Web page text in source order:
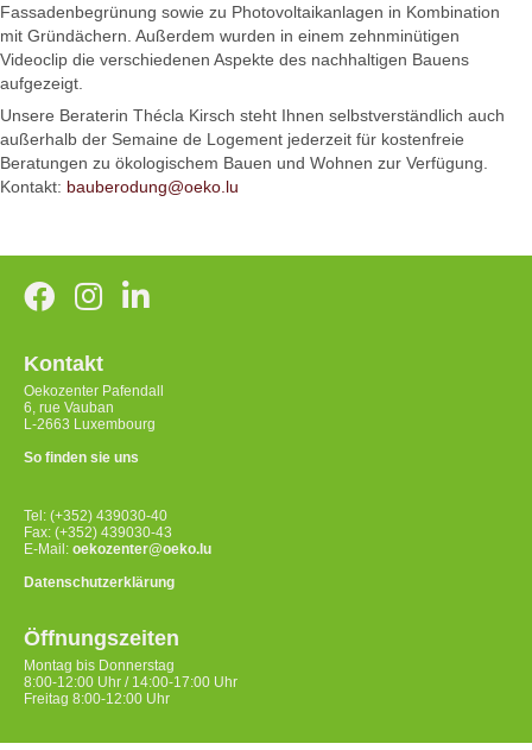
Fassadenbegrünung sowie zu Photovoltaikanlagen in Kombination
mit Gründächern. Außerdem wurden in einem zehnminütigen
Videoclip die verschiedenen Aspekte des nachhaltigen Bauens
aufgezeigt.
Unsere Beraterin Thécla Kirsch steht Ihnen selbstverständlich auch
außerhalb der Semaine de Logement jederzeit für kostenfreie
Beratungen zu ökologischem Bauen und Wohnen zur Verfügung.
Kontakt: bauberodung@oeko.lu
Kontakt
Oekozenter Pafendall
6, rue Vauban
L-2663 Luxembourg
So finden sie uns
Tel: (+352) 439030-40
Fax: (+352) 439030-43
E-Mail: oekozenter@oeko.lu
Datenschutzerklärung
Öffnungszeiten
Montag bis Donnerstag
8:00-12:00 Uhr / 14:00-17:00 Uhr
Freitag 8:00-12:00 Uhr